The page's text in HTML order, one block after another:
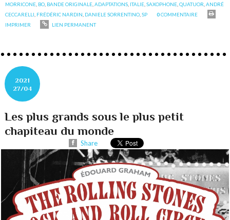
MORRICONE BO BANDE ORIGINALE ,ADAPTATIONS ITALIE ,SAXOPHONE ,QUATUOR ,ANDRÉ
CECCARELLI FRÉDÉRIC NARDIN DANIELE SORRENTINO ,SP 0COMMENTAIRE
IMPRIMER
LIEN PERMANENT
2021
27/04
Les plus grands sous le plus petit
chapiteau du monde
Share